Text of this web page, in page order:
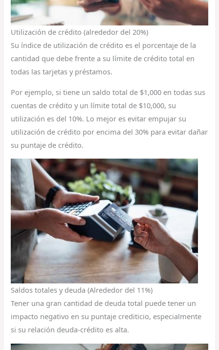
Utilización de crédito (alrededor del 20%)
Su índice de utilización de crédito es el porcentaje de la
cantidad que debe frente a su límite de crédito total en
todas las tarjetas y préstamos.
Por ejemplo, si tiene un saldo total de $1,000 en todas sus
cuentas de crédito y un límite total de $10,000, su
utilización es del 10%. Lo mejor es evitar empujar su
utilización de crédito por encima del 30% para evitar dañar
su puntaje de crédito.
Saldos totales y deuda (Alrededor del 11%)
Tener una gran cantidad de deuda total puede tener un
impacto negativo en su puntaje crediticio, especialmente
si su relación deuda-crédito es alta.